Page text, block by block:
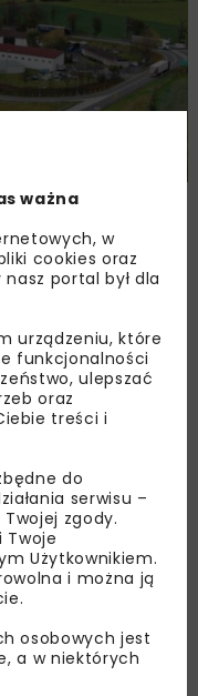
A4.
16.08.2024
5 km odcinek
Duży.
ważna
w
cookies oraz
portal był dla
urządzeniu, które
funkcjonalności
ulepszać
oraz
treści i
do
serwisu –
zgody.
Twoje
Użytkownikiem.
i można ją
osobowych jest
a w niektórych